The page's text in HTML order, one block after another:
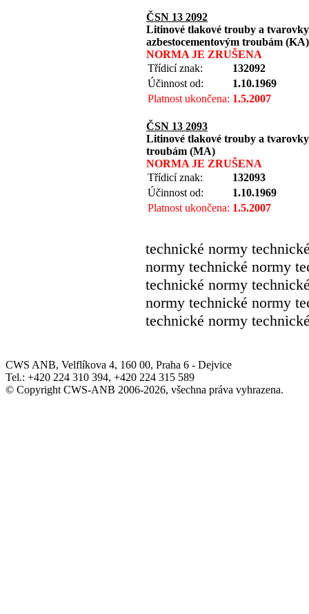
ČSN 13 2092
Litinové tlakové trouby a tvarovky.
azbestocementovým troubám (KA)
NORMA JE ZRUŠENA
Třídicí znak:
132092
Účinnost od:
1.10.1969
Platnost ukončena: 1.5.2007
ČSN 13 2093
Litinové tlakové trouby a
troubám (MA)
NORMA JE ZRUŠENA
Třídicí znak:
132093
Účinnost od:
1.10.1969
Platnost ukončena: 1.5.2007
technické normy
normy technické normy
technické normy
normy technické normy
technické normy
CWS ANB, Velflíkova 4, 160 00, Praha 6 - Dejvice
Tel.: +420 224 310 394, +420 224 315 589
© Copyright CWS-ANB 2006-2026, všechna práva vyhrazena.